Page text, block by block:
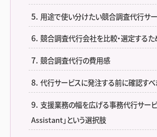
用途で使い分けたい競合調査代行サ
競合調査代行会社を比較・選定する
競合調査代行の費用感
代行サービスに発注する前に確認す
支援業務の幅を広げる事務代行サー
Assistant」という選択肢